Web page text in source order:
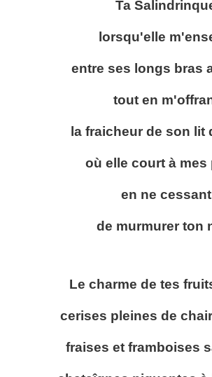
Ta
lorsqu'elle
entre ses longs bras
tout en
la fraicheur de son lit
où elle court à mes
en ne cessant
de murmurer ton
Le charme de tes
cerises pleines de
fraises et framboises